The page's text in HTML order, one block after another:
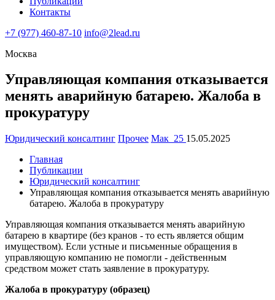
Контакты
+7 (977) 460-87-10 info@2lead.ru
Москва
Управляющая компания отказывается
менять аварийную батарею. Жалоба в
прокуратуру
Юридический консалтинг Прочее Мак_25 15.05.2025
Главная
Публикации
Юридический консалтинг
Управляющая компания отказывается менять аварийную
батарею. Жалоба в прокуратуру
Управляющая компания отказывается менять аварийную
батарею в квартире (без кранов - то есть является общим
имуществом). Если устные и письменные обращения в
управляющую компанию не помогли - действенным
средством может стать заявление в прокуратуру.
Жалоба в прокуратуру (образец)